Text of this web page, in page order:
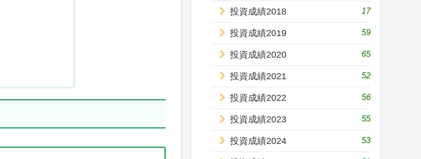
投資成績2018 17
投資成績2019 59
投資成績2020 65
投資成績2021 52
投資成績2022 56
投資成績2023 55
投資成績2024 53